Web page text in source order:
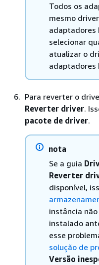
Todos os
mesmo
adaptadores
selecionar
atualizar o
adaptadores
Para reverter o
Reverter driver.
pacote de driver.
nota
Se a guia
Reverter
disponível,
instância
instalado
esse
solução de
Versão